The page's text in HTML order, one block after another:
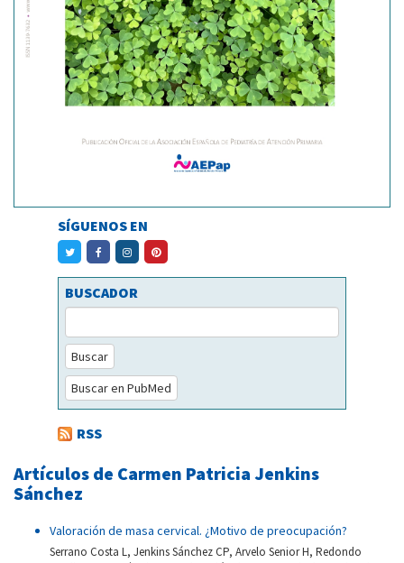
SÍGUENOS EN
BUSCADOR
Buscar
Buscar en PubMed
RSS
Artículos de Carmen Patricia Jenkins
Sánchez
Valoración de masa cervical. ¿Motivo de preocupación?
Serrano Costa L, Jenkins Sánchez CP, Arvelo Senior H, Redondo